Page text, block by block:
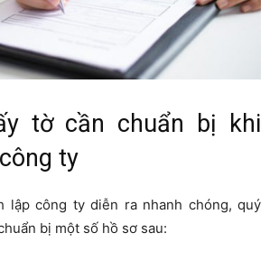
tờ cần chuẩn bị khi
ty
lập công ty diễn ra nhanh chóng, quý
bị một số hồ sơ sau: